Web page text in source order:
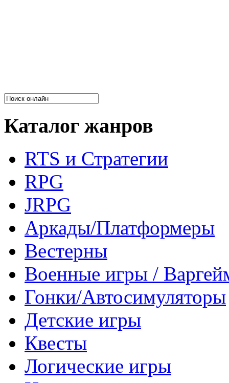
Каталог жанров
RTS и Стратегии
RPG
JRPG
Аркады/Платформеры
Вестерны
Военные игры /
Гонки/Автосимуляторы
Детские игры
Квесты
Логические игры